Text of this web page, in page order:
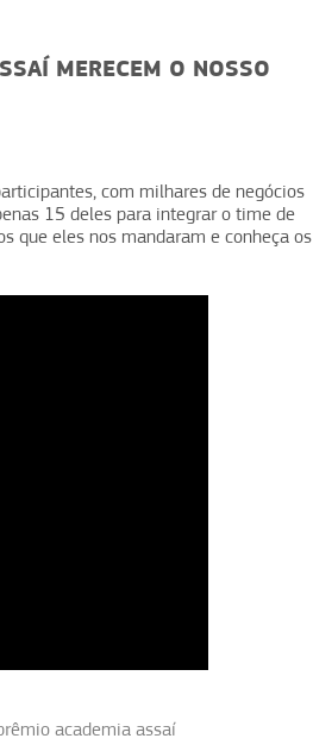
MERECEM O NOSSO
com milhares de negócios
15 deles para integrar o time de
que eles nos mandaram e conheça os
academia assaí
3 4